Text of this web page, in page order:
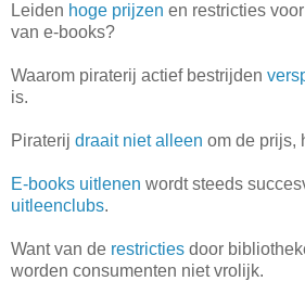
Leiden hoge prijzen en restricties
van e-books?
Waarom piraterij actief bestrijden
is.
Piraterij draait niet alleen om de prijs,
E-books uitlenen wordt steeds
uitleenclubs.
Want van de restricties door
worden consumenten niet vrolijk.